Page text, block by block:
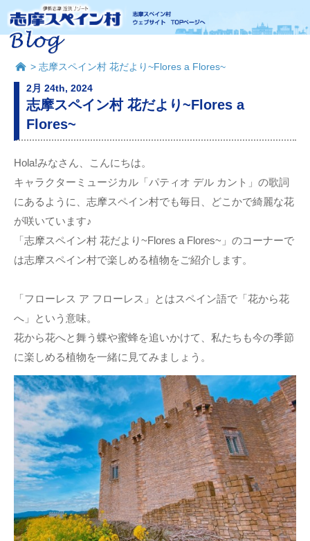
> 志摩スペイン村 花だより~Flores a Flores~
2月 24th, 2024
志摩スペイン村 花だより~Flores a
Flores~
Hola!みなさん、こんにちは。
キャラクターミュージカル「パティオ デル カント」の歌詞
にあるように、志摩スペイン村でも毎日、どこかで綺麗な花
が咲いています♪
「志摩スペイン村 花だより~Flores a Flores~」のコーナーで
は志摩スペイン村で楽しめる植物をご紹介します。
「フローレス ア フローレス」とはスペイン語で「花から花
へ」という意味。
花から花へと舞う蝶や蜜蜂を追いかけて、私たちも今の季節
に楽しめる植物を一緒に見てみましょう。